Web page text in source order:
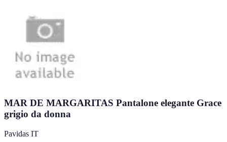
MAR DE MARGARITAS Pantalone elegante Grace
grigio da donna
Pavidas IT